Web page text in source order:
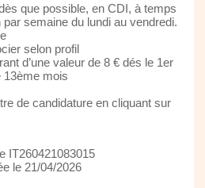
que possible, en CDI, à temps
semaine du lundi au vendredi.
selon profil
d’une valeur de 8 € dés le 1er
13ème mois
de candidature en cliquant sur
IT260421083015
le 21/04/2026